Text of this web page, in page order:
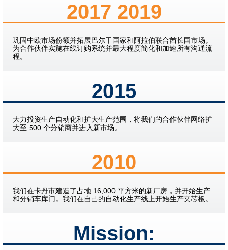
2017 2019
巩固中欧市场份额并拓展巴尔干国家和阿拉伯联合酋长国市场。
为合作伙伴实施在线订购系统并最大程度简化和加速所有沟通流
程。
2015
大力投资生产自动化和扩大生产范围，将我们的合作伙伴网络扩
大至 500 个分销商并进入新市场。
2010
我们在卡丹市建造了占地 16,000 平方米的新厂房，并开始生产
和分销车库门。我们在自己的自动化生产线上开始生产夹芯板。
Mission: